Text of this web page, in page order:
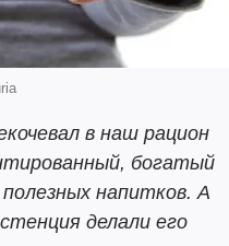
в наш рацион
богатый
напитков. А
делали его